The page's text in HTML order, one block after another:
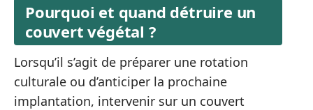
Pourquoi et quand détruire un
couvert végétal ?
Lorsqu’il s’agit de préparer une rotation
culturale ou d’anticiper la prochaine
implantation, intervenir sur un couvert